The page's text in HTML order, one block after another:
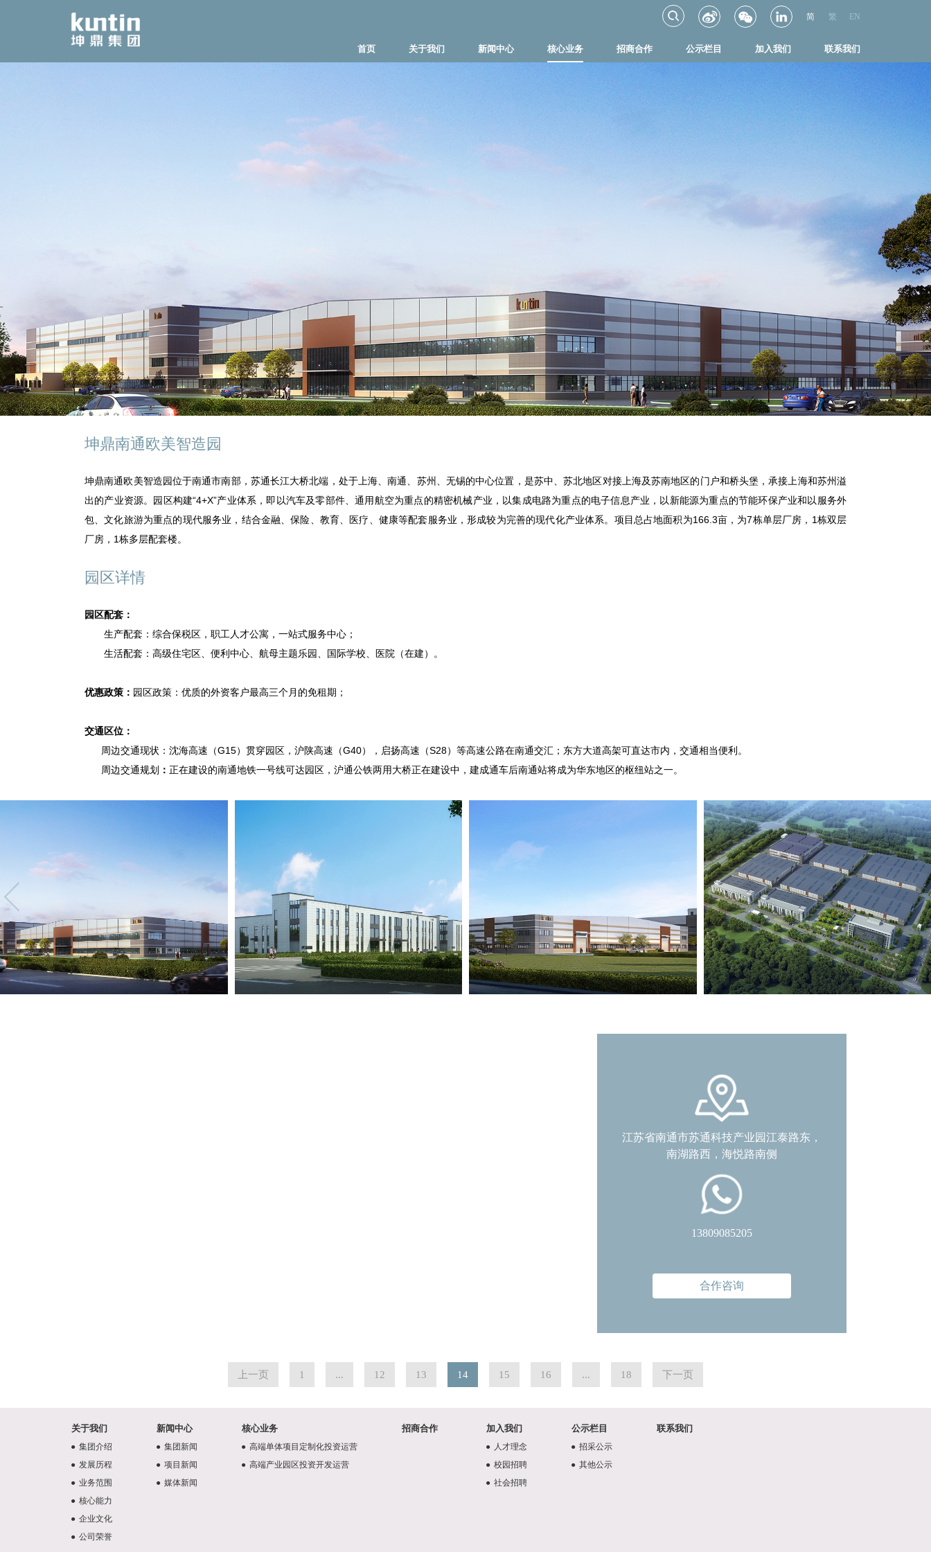
简 繁 EN
首页 关于我们 新闻中心 核心业务 招商合作 公示栏目 加入我们 联系我们
坤鼎南通欧美智造园
坤鼎南通欧美智造园位于南通市南部，苏通长江大桥北端，处于上海、南通、苏州、无锡的中心位置，是苏中、苏北地区对接上海及苏南地区的门户和桥头堡，承接上海和苏州溢
出的产业资源。园区构建“4+X”产业体系，即以汽车及零部件、通用航空为重点的精密机械产业，以集成电路为重点的电子信息产业，以新能源为重点的节能环保产业和以服务外
包、文化旅游为重点的现代服务业，结合金融、保险、教育、医疗、健康等配套服务业，形成较为完善的现代化产业体系。项目总占地面积为166.3亩，为7栋单层厂房，1栋双层
厂房，1栋多层配套楼。
园区详情
园区配套：
生产配套：综合保税区，职工人才公寓，一站式服务中心；
生活配套：高级住宅区、便利中心、航母主题乐园、国际学校、医院（在建）。
优惠政策： 园区政策：优质的外资客户最高三个月的免租期；
交通区位：
周边交通现状： 沈海高速（G15）贯穿园区，沪陕高速（G40），启扬高速（S28）等高速公路在南通交汇；东方大道高架可直达市内，交通相当便利。
周边交通规划 ： 正在建设的南通地铁一号线可达园区，沪通公铁两用大桥正在建设中，建成通车后南通站将成为华东地区的枢纽站之一。
江苏省南通市苏通科技产业园江泰路东，
南湖路西，海悦路南侧
13809085205
合作咨询
上一页 1 ... 12 13 14 15 16 ... 18 下一页
关于我们
● 集团介绍
● 发展历程
● 业务范围
● 核心能力
● 企业文化
● 公司荣誉
新闻中心
● 集团新闻
● 项目新闻
● 媒体新闻
核心业务
● 高端单体项目定制化投资运营
● 高端产业园区投资开发运营
招商合作 加入我们
● 人才理念
● 校园招聘
● 社会招聘
公示栏目
● 招采公示
● 其他公示
联系我们